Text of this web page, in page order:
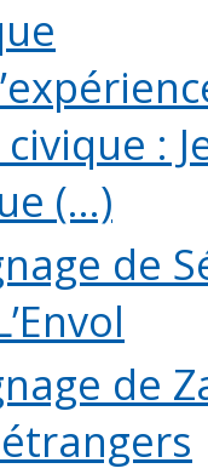
civique :
(...)
de
de